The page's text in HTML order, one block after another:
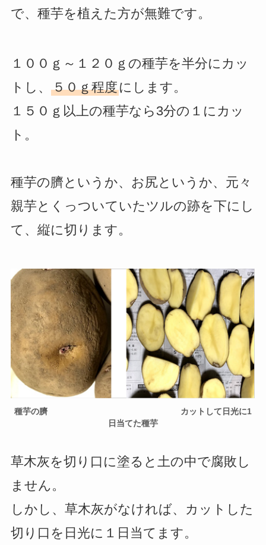
で、種芋を植えた方が無難です。
１００ｇ～１２０ｇの種芋を半分にカッ
トし、 ５０ｇ程度にします。
１５０ｇ以上の種芋なら3分の１にカッ
ト。
種芋の臍というか、お尻というか、元々
親芋とくっついていたツルの跡を下にし
て、縦に切ります。
種芋の臍 カットして日光に1
日当てた種芋
草木灰を切り口に塗ると土の中で腐敗し
ません。
しかし、草木灰がなければ、カットした
切り口を日光に１日当てます。